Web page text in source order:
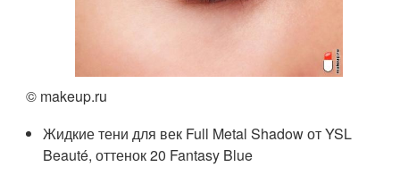
© makeup.ru
Жидкие тени для век Full Metal Shadow от YSL
Beauté, оттенок 20 Fantasy Blue